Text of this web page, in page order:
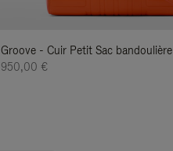
Groove - Cuir Petit Sac bandoulière
950,00 €